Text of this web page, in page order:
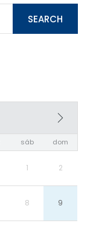
SEARCH
sáb dom
1 2
8 9